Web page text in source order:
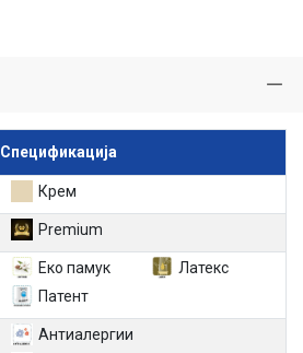
Спецификација
Крем
Premium
Еко памук
Латекс
Патент
Антиалергии